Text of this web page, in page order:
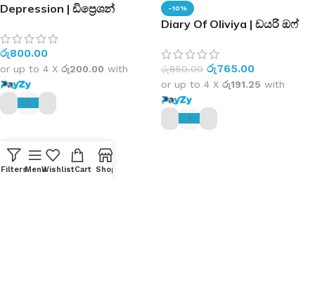
Depression | ඩිප්‍රෙශන්
රු800.00
or up to 4 X රු200.00 with
-10%
Diary Of Oliviya | ඩයරි ඔෆ්
රු850.00 රු765.00
or up to 4 X රු191.25 with
FiltersMenuWishlistCart Shop